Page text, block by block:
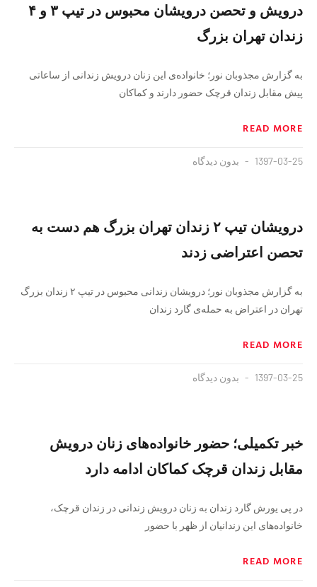
درویش و تحصن درویشان محبوس در تیپ ۳ و ۴
زندان تهران بزرگ
به گزارش مجذوبان نور؛ خانواده‌ی این زنان درویش زندانی از ساعاتی
پیش مقابل زندان قرچک حضور دارند و کماکان
READ MORE
1397-03-25 بدون دیدگاه
درویشان تیپ ۲ زندان تهران بزرگ هم دست به
تحصن اعتراضی زدند
به گزارش مجذوبان نور؛ درویشان زندانی محبوس در تیپ ۲ زندان بزرگ
تهران در اعتراض به حمله‌ی گارد زندان
READ MORE
1397-03-25 بدون دیدگاه
خبر تکمیلی؛ حضور خانواده‌های زنان درویش
مقابل زندان قرچک کماکان ادامه دارد
در پی یورش گارد زندان به زنان درویش زندانی در زندان قرچک،
خانواده‌های این زندانیان از ظهر با حضور
READ MORE